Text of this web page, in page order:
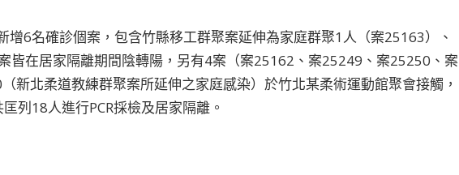
增6名確診個案，包含竹縣移工群聚案延伸為家庭群聚1人（案25163）、
皆在居家隔離期間陰轉陽，另有4案（案25162、案25249、案25250、案
新北柔道教練群聚案所延伸之家庭感染）於竹北某柔術運動館聚會接觸，
列18人進行PCR採檢及居家隔離。